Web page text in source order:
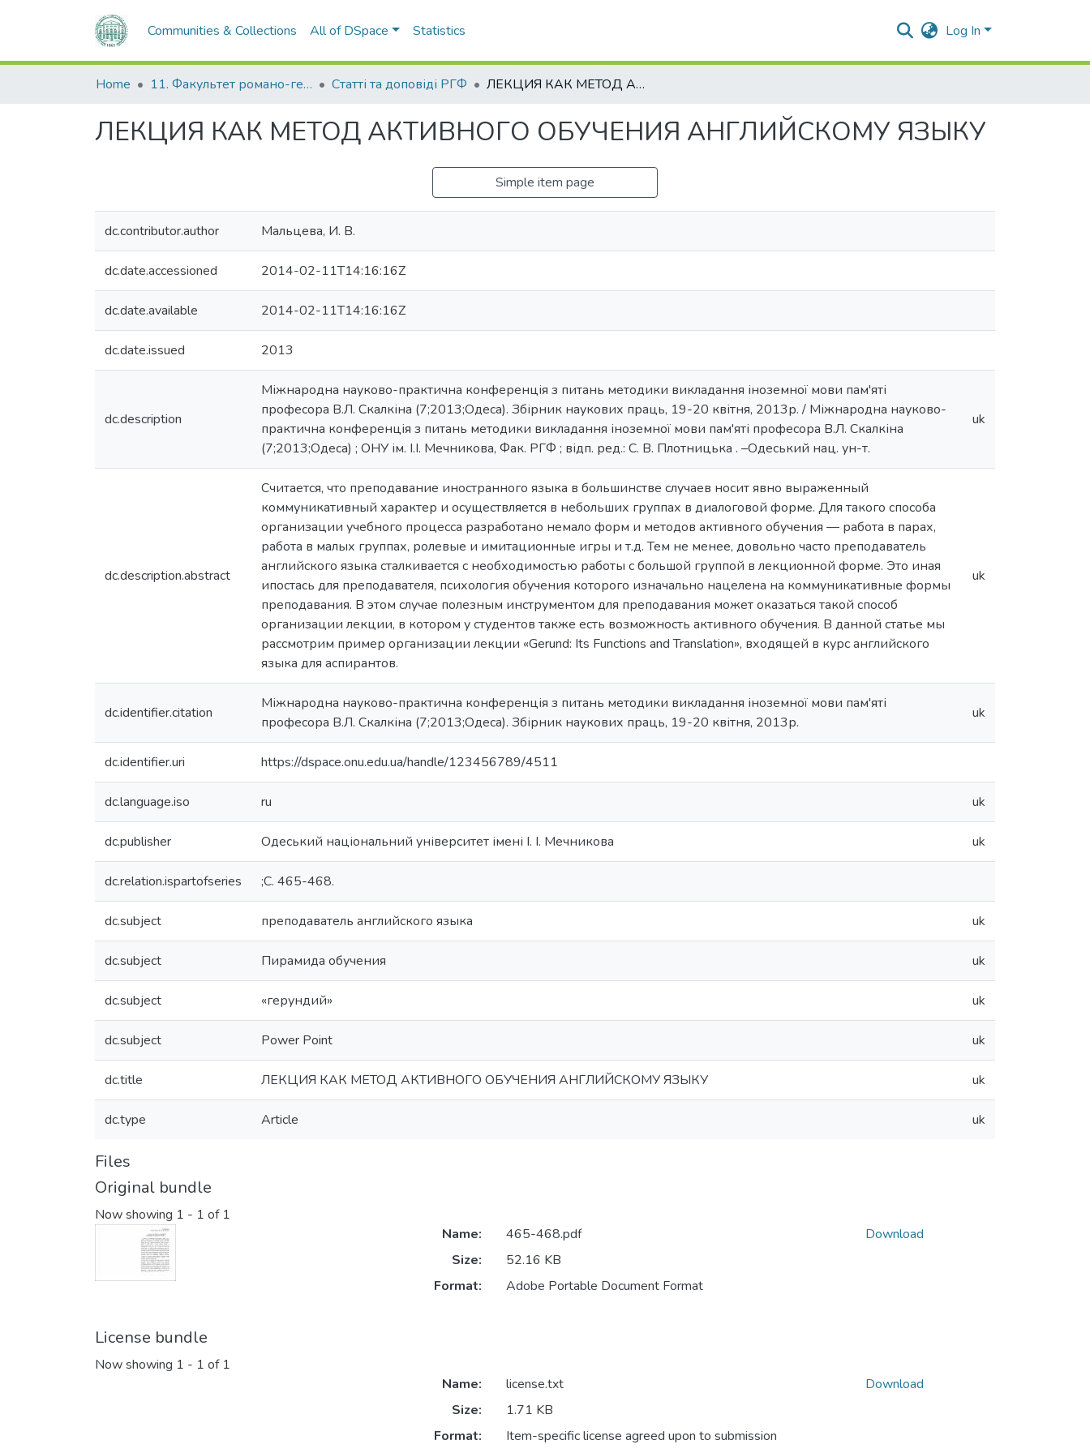
Communities & Collections All of DSpace Statistics Log In
Home 11. Факультет романо-германської філології Статті та доповіді РГФ ЛЕКЦИЯ КАК МЕТОД АКТИВНОГО ОБУЧЕНИЯ АНГЛИЙСКОМУ ЯЗЫКУ
ЛЕКЦИЯ КАК МЕТОД АКТИВНОГО ОБУЧЕНИЯ АНГЛИЙСКОМУ ЯЗЫКУ
Simple item page
dc.contributor.author Мальцева, И. В.
dc.date.accessioned 2014-02-11T14:16:16Z
dc.date.available 2014-02-11T14:16:16Z
dc.date.issued 2013
dc.description
Міжнародна науково-практична конференція з питань методики викладання іноземної мови пам'яті
професора В.Л. Скалкіна (7;2013;Одеса). Збірник наукових праць, 19-20 квітня, 2013р. / Міжнародна науково-
практична конференція з питань методики викладання іноземної мови пам'яті професора В.Л. Скалкіна
(7;2013;Одеса) ; ОНУ ім. І.І. Мечникова, Фак. РГФ ; відп. ред.: С. В. Плотницька . –Одеський нац. ун-т.
uk
dc.description.abstract
Считается, что преподавание иностранного языка в большинстве случаев носит явно выраженный
коммуникативный характер и осуществляется в небольших группах в диалоговой форме. Для такого способа
организации учебного процесса разработано немало форм и методов активного обучения — работа в парах,
работа в малых группах, ролевые и имитационные игры и т.д. Тем не менее, довольно часто преподаватель
английского языка сталкивается с необходимостью работы с большой группой в лекционной форме. Это иная
ипостась для преподавателя, психология обучения которого изначально нацелена на коммуникативные формы
преподавания. В этом случае полезным инструментом для преподавания может оказаться такой способ
организации лекции, в котором у студентов также есть возможность активного обучения. В данной статье мы
рассмотрим пример организации лекции «Gerund: Its Functions and Translation», входящей в курс английского
языка для аспирантов.
uk
dc.identifier.citation
Міжнародна науково-практична конференція з питань методики викладання іноземної мови пам'яті
професора В.Л. Скалкіна (7;2013;Одеса). Збірник наукових праць, 19-20 квітня, 2013р.
uk
dc.identifier.uri https://dspace.onu.edu.ua/handle/123456789/4511
dc.language.iso ru uk
dc.publisher Одеський національний університет імені І. І. Мечникова uk
dc.relation.ispartofseries ;С. 465-468.
dc.subject преподаватель английского языка uk
dc.subject Пирамида обучения uk
dc.subject «герундий» uk
dc.subject Power Point uk
dc.title ЛЕКЦИЯ КАК МЕТОД АКТИВНОГО ОБУЧЕНИЯ АНГЛИЙСКОМУ ЯЗЫКУ uk
dc.type Article uk
Files
Original bundle
Now showing 1 - 1 of 1
Name:
465-468.pdf
Size:
52.16 KB
Format:
Adobe Portable Document Format
Download
License bundle
Now showing 1 - 1 of 1
Name:
license.txt
Size:
1.71 KB
Format:
Item-specific license agreed upon to submission
Download